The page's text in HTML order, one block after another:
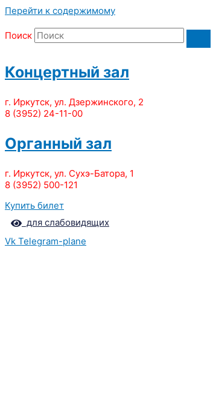
Перейти к содержимому
Поиск
Концертный зал
г. Иркутск, ул. Дзержинского, 2
8 (3952) 24-11-00
Органный зал
г. Иркутск, ул. Сухэ-Батора, 1
8 (3952) 500-121
Купить билет
для слабовидящих
Vk Telegram-plane